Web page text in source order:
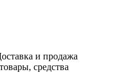
и продажа
средства